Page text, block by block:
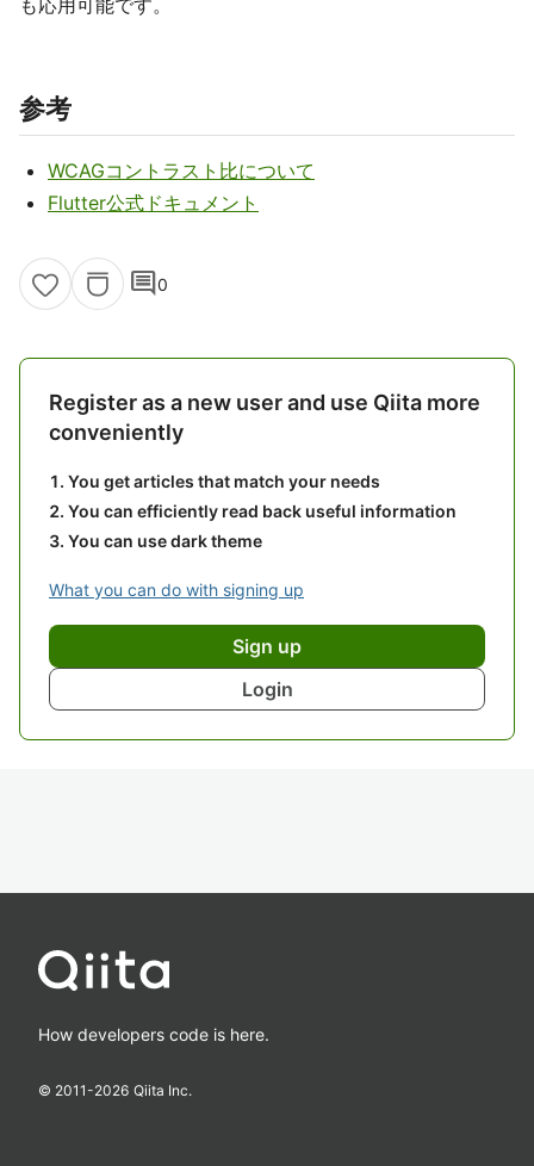
も応用可能です。
参考
WCAGコントラスト比について
Flutter公式ドキュメント
comment0
Register as a new user and use Qiita more
conveniently
You get articles that match your needs
You can efficiently read back useful information
You can use dark theme
What you can do with signing up
Sign up
Login
How developers code is here.
© 2011-2026 Qiita Inc.